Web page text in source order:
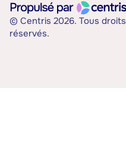
© Centris 2026. Tous droits
réservés.